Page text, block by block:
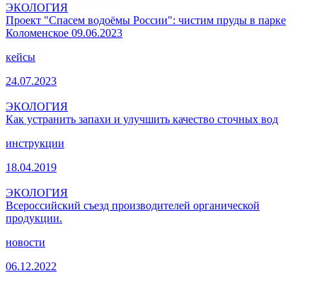
ЭКОЛОГИЯ
Проект "Спасем водоёмы России": чистим пруды в парке
Коломенское 09.06.2023
кейсы
24.07.2023
ЭКОЛОГИЯ
Как устранить запахи и улучшить качество сточных вод
инструкции
18.04.2019
ЭКОЛОГИЯ
Всероссийский съезд производителей органической
продукции.
новости
06.12.2022